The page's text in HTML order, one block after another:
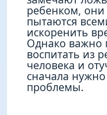
ребенком, они
пытаются
искоренить
Однако важно
воспитать из
человека и
сначала
проблемы.